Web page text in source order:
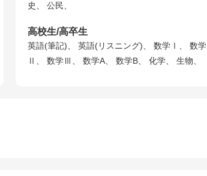
史、 公民、
高校生/高卒生
英語(筆記)、 英語(リスニング)、 数学Ⅰ、 数学
Ⅱ、 数学Ⅲ、 数学A、 数学B、 化学、 生物、